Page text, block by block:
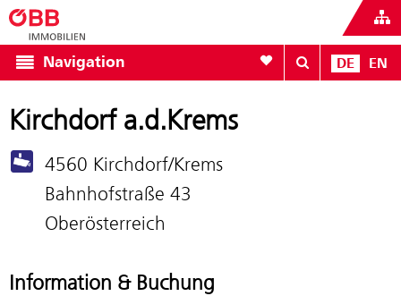
Navigation Zur Favoritenliste
DE EN
Kirchdorf a.d.Krems
4560 Kirchdorf/Krems
Bahnhofstraße 43
Oberösterreich
Information & Buchung